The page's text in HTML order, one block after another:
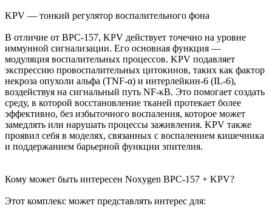
KPV — тонкий регулятор воспалительного фона
В отличие от BPC-157, KPV действует точечно на уровне
иммунной сигнализации. Его основная функция —
модуляция воспалительных процессов. KPV подавляет
экспрессию провоспалительных цитокинов, таких как фактор
некроза опухоли альфа (TNF-α) и интерлейкин-6 (IL-6),
воздействуя на сигнальный путь NF-κB. Это помогает создать
среду, в которой восстановление тканей протекает более
эффективно, без избыточного воспаления, которое может
замедлять или нарушать процессы заживления. KPV также
проявил себя в моделях, связанных с воспалением кишечника
и поддержанием барьерной функции эпителия.
Кому может быть интересен Noxygen BPC-157 + KPV?
Этот комплекс может представлять интерес для: